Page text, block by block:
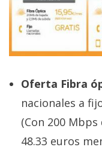
Oferta Fibra
nacionales a
(Con 200
48.33 euros